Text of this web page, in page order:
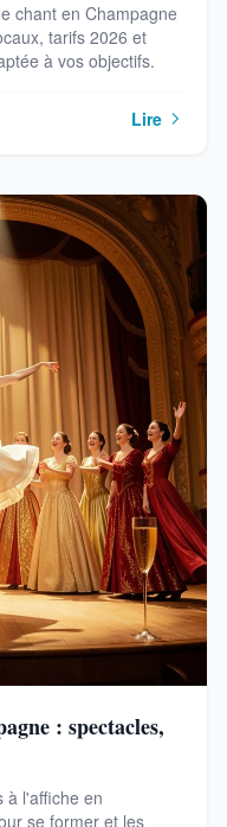
chant en Champagne
tarifs 2026 et
à vos objectifs.
Lire
: spectacles,
à l'affiche en
se former et les